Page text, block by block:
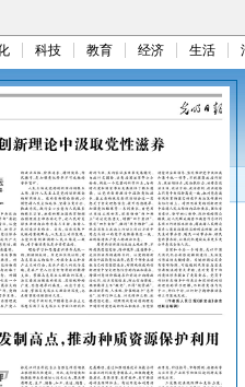
科技 教育 经济 生活